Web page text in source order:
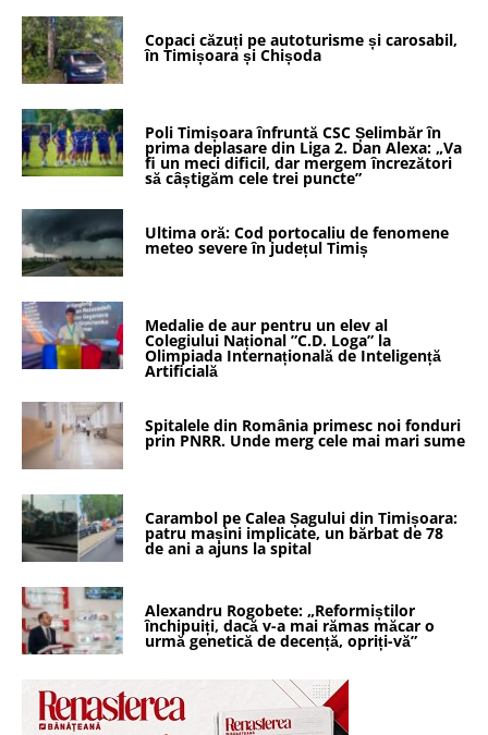
Copaci căzuți pe autoturisme și carosabil,
în Timișoara și Chișoda
Poli Timișoara înfruntă CSC Șelimbăr în
prima deplasare din Liga 2. Dan Alexa: „Va
fi un meci dificil, dar mergem încrezători
să câștigăm cele trei puncte”
Ultima oră: Cod portocaliu de fenomene
meteo severe în județul Timiș
Medalie de aur pentru un elev al
Colegiului Național ”C.D. Loga” la
Olimpiada Internațională de Inteligență
Artificială
Spitalele din România primesc noi fonduri
prin PNRR. Unde merg cele mai mari sume
Carambol pe Calea Șagului din Timișoara:
patru mașini implicate, un bărbat de 78
de ani a ajuns la spital
Alexandru Rogobete: „Reformiștilor
închipuiți, dacă v-a mai rămas măcar o
urmă genetică de decență, opriți-vă”